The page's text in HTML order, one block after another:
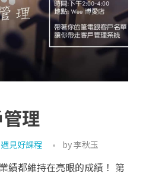
理
遇見好課程 by李秋玉
績都維持在亮眼的成績！ 第